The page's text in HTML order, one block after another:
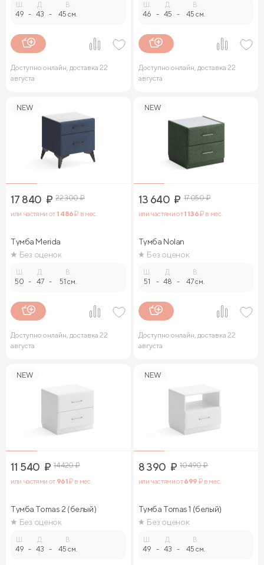
49 -
Д.
43 -
В.
45 см.
Доступно онлайн, доставка 22
августа
46 -
Д.
45 -
В.
45 см.
Доступно онлайн, доставка 22
августа
NEW
17 840 ₽ 22 300₽
или частями от1 486₽ в мес.
Тумба Merida
Без оценок
50 -
Д.
47 -
В.
51 см.
Доступно онлайн, доставка 22
августа
NEW
13 640 ₽ 17 050₽
или частями от1 136₽ в мес.
Тумба Nolan
Без оценок
51 -
Д.
48 -
В.
47 см.
Доступно онлайн, доставка 22
августа
NEW
11 540 ₽ 14 420₽
или частями от 961₽ в мес.
Тумба Tomas 2 (белый)
Без оценок
49 -
Д.
43 -
В.
45 см.
NEW
8 390 ₽ 10 490₽
или частями от699 ₽ в мес.
Тумба Tomas 1 (белый)
Без оценок
49 -
Д.
43 -
В.
45 см.